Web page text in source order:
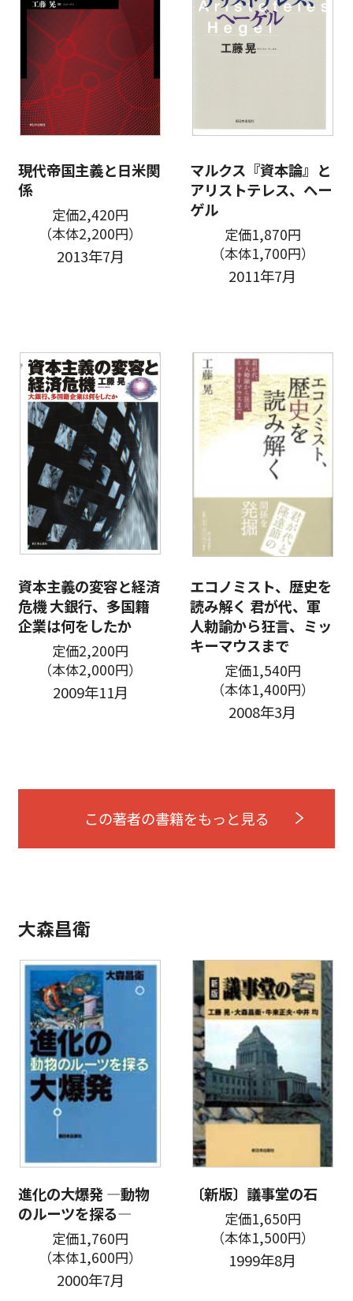
現代帝国主義と日米関
係
定価2,420円
（本体2,200円）
2013年7月
マルクス『資本論』と
アリストテレス、ヘー
ゲル
定価1,870円
（本体1,700円）
2011年7月
資本主義の変容と経済
危機 大銀行、多国籍
企業は何をしたか
定価2,200円
（本体2,000円）
2009年11月
エコノミスト、歴史を
読み解く 君が代、軍
人勅諭から狂言、ミッ
キーマウスまで
定価1,540円
（本体1,400円）
2008年3月
この著者の書籍をもっと見る
大森昌衛
進化の大爆発 ―動物
のルーツを探る―
定価1,760円
（本体1,600円）
2000年7月
〔新版〕議事堂の石
定価1,650円
（本体1,500円）
1999年8月